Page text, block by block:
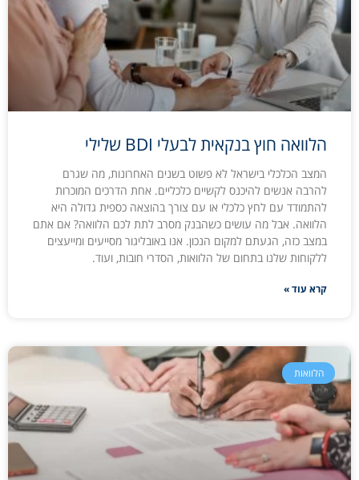
הלוואה חוץ בנקאית לבעלי BDI שלילי
המצב הכלכלי בישראל לא פשוט בשנים האחרונות, מה שגרם
להרבה אנשים להיכנס לקשיים כלכליים. אחת הדרכים המוכרות
להתמודד עם לחץ כלכלי או עם צורך בהוצאה כספית גדולה היא
הלוואה. אבל מה עושים כשהבנק מסרב לתת לכם הלוואה? אם אתם
במצב כזה, הגעתם למקום הנכון. אנו באובליגור מסייעים ומייעצים
ללקוחות שלנו בתחום של הלוואות, הסדרי חובות, ועוד.
קרא עוד »
הלוואות